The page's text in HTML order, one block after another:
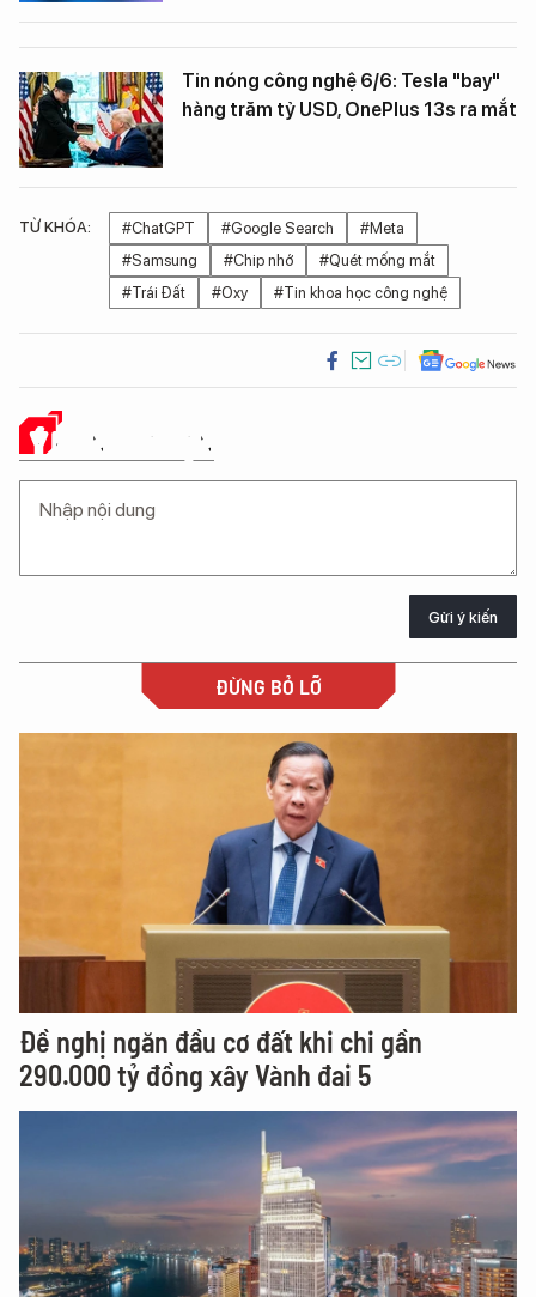
Tin nóng công nghệ 6/6: Tesla "bay"
hàng trăm tỷ USD, OnePlus 13s ra mắt
TỪ KHÓA: #ChatGPT #Google Search
#Meta
#Samsung
#Chip nhớ
#Quét mống mắt
#Trái Đất
#Oxy #Tin khoa học công nghệ
Ý KIẾN CỦA BẠN
Gửi ý kiến
ĐỪNG BỎ LỠ
Đề nghị ngăn đầu cơ đất khi chi gần
290.000 tỷ đồng xây Vành đai 5